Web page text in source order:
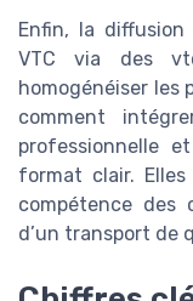
Enfin, la
VTC via des
homogénéiser les
comment
professionnelle
format clair.
compétence des
d’un transport de